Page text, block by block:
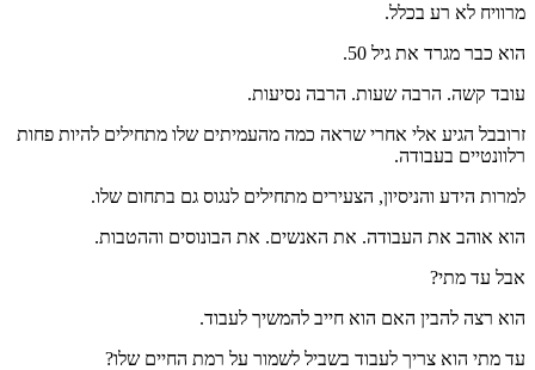
מרוויח לא רע בכלל.
הוא כבר מגרד את גיל 50.
עובד קשה. הרבה שעות. הרבה נסיעות.
זרובבל הגיע אלי אחרי שראה כמה מהעמיתים שלו מתחילים להיות פחות
רלוונטיים בעבודה.
למרות הידע והניסיון, הצעירים מתחילים לנגוס גם בתחום שלו.
הוא אוהב את העבודה. את האנשים. את הבונוסים וההטבות.
אבל עד מתי?
הוא רצה להבין האם הוא חייב להמשיך לעבוד.
עד מתי הוא צריך לעבוד בשביל לשמור על רמת החיים שלו?